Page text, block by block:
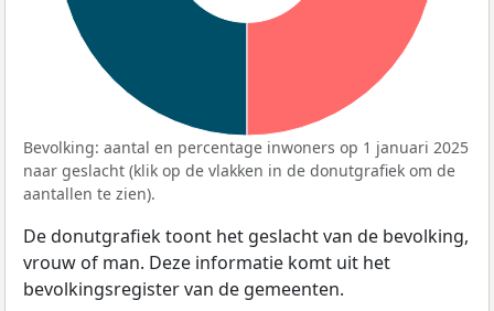
Bevolking: aantal en percentage inwoners op 1 januari 2025
naar geslacht (klik op de vlakken in de donutgrafiek om de
aantallen te zien).
De donutgrafiek toont het geslacht van de bevolking,
vrouw of man. Deze informatie komt uit het
bevolkingsregister van de gemeenten.